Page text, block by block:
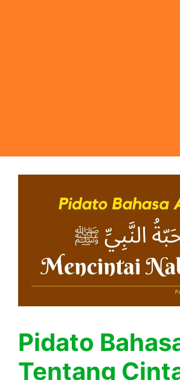
Pidato
Tentang